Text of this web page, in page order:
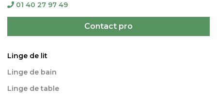
01 40 27 97 49
Contact pro
Linge de lit
Linge de bain
Linge de table